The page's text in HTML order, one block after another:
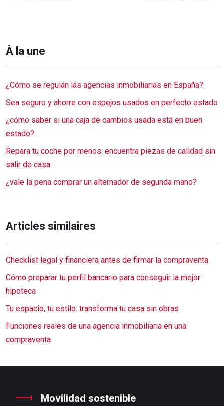
À la une
¿Cómo se regulan las agencias inmobiliarias en España?
Sea seguro y ahorre con espejos usados en perfecto estado
¿cómo saber si una caja de cambios usada está en buen
estado?
Repara tu coche por menos: encuentra piezas de calidad sin
salir de casa
¿vale la pena comprar un alternador de segunda mano?
Articles similaires
Checklist legal y financiera antes de firmar la compraventa
Cómo preparar tu perfil bancario para conseguir la mejor
hipoteca
Tu espacio, tu estilo: transforma tu casa sin obras
Funciones reales de una agencia inmobiliaria en una
compraventa
Movilidad sostenible